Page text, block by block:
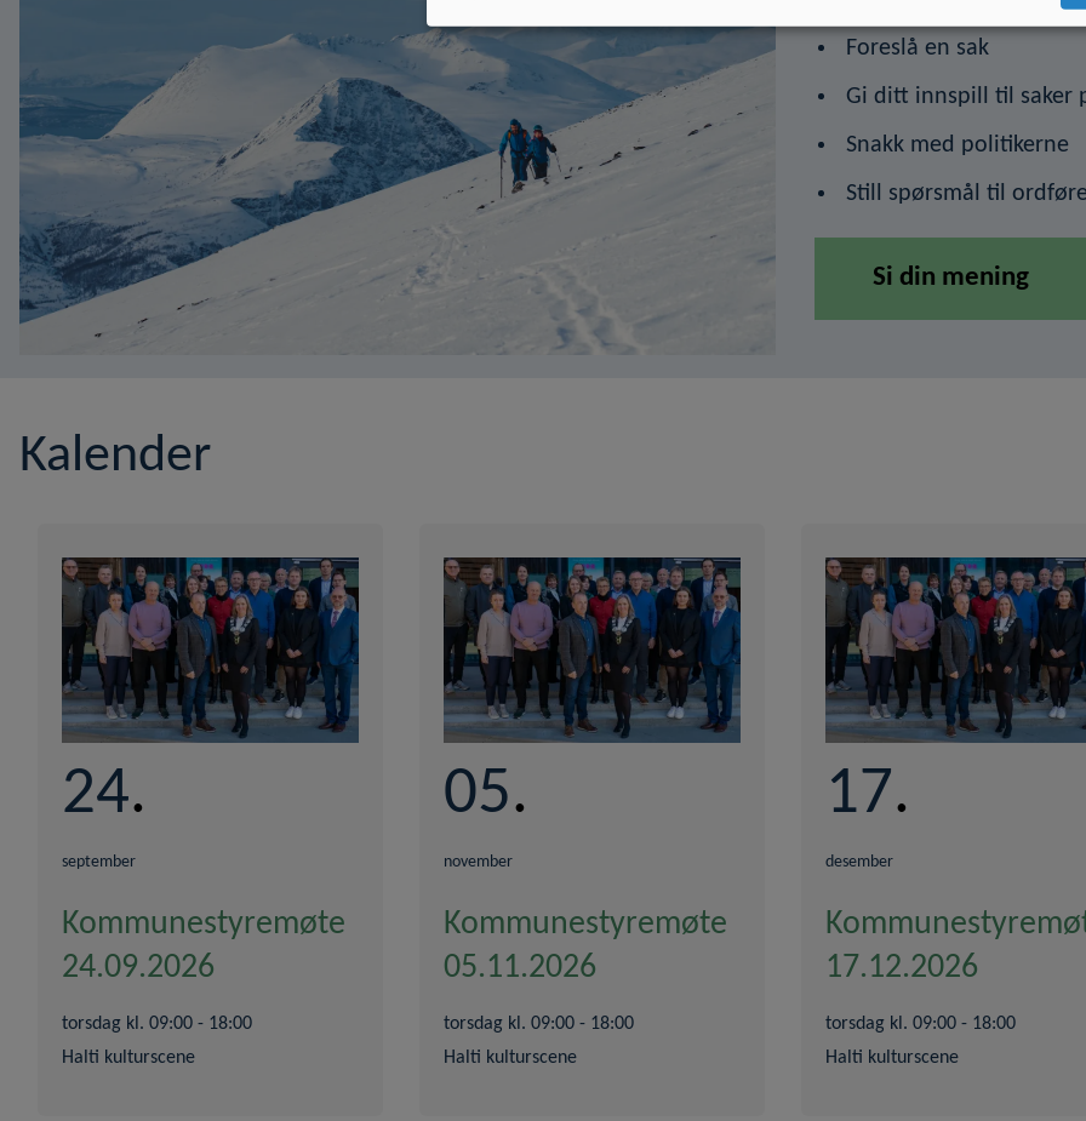
Foreslå en sak
Gi ditt innspill til saker
Snakk med politikerne
Still spørsmål til
Si din mening
Kalender
24
september
Kommunestyremøte
24.09.2026
torsdag kl. 09:00 - 18:00
Halti kulturscene
05
november
Kommunestyremøte
05.11.2026
torsdag kl. 09:00 - 18:00
Halti kulturscene
17
desember
17.12.2026
torsdag kl. 09:00 - 18:00
Halti kulturscene